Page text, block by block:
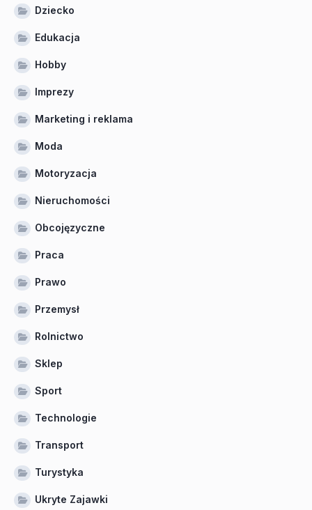
Dziecko
Edukacja
Hobby
Imprezy
Marketing i reklama
Moda
Motoryzacja
Nieruchomości
Obcojęzyczne
Praca
Prawo
Przemysł
Rolnictwo
Sklep
Sport
Technologie
Transport
Turystyka
Ukryte Zajawki